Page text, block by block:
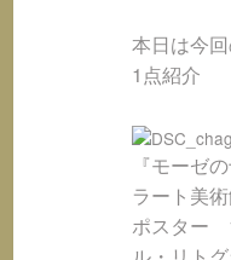
本日は今
1点紹介
『モーゼ
ラート美
ポスター